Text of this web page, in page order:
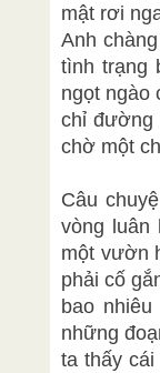
mật rơi
Anh
tình trạng
ngọt ngào
chỉ đường
chờ một
Câu
vòng luân
một vườn
phải cố
bao
những
ta thấy